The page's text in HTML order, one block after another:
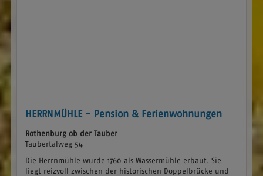
HERRNMÜHLE - Pension & Ferienwohnungen
Rothenburg ob der Tauber
Taubertalweg 54
Die Herrnmühle wurde 1760 als Wassermühle erbaut. Sie
liegt reizvoll zwischen der historischen Doppelbrücke und